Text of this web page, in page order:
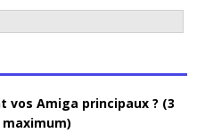
vos Amiga principaux ? (3